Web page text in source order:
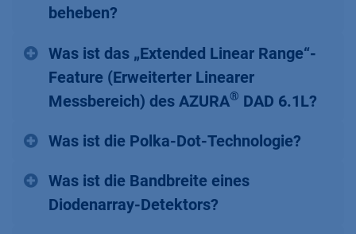
beheben?
Was ist das „Extended Linear Range“-
Feature (Erweiterter Linearer
Messbereich) des AZURA® DAD 6.1L?
Was ist die Polka-Dot-Technologie?
Was ist die Bandbreite eines
Diodenarray-Detektors?